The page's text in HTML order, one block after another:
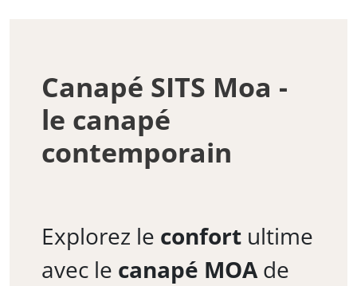
Canapé SITS Moa -
le canapé
contemporain
Explorez le confort ultime
avec le canapé MOAde